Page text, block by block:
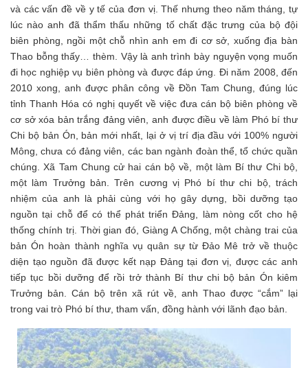
và các vấn đề về y tế của đơn vị. Thế nhưng theo năm tháng, tự
lúc nào anh đã thẩm thấu những tố chất đặc trưng của bộ đội
biên phòng, ngồi một chỗ nhìn anh em đi cơ sở, xuống địa bàn
Thao bỗng thấy… thèm. Vậy là anh trình bày nguyện vọng muốn
đi học nghiệp vụ biên phòng và được đáp ứng. Đi năm 2008, đến
2010 xong, anh được phân công về Đồn Tam Chung, đúng lúc
tỉnh Thanh Hóa có nghị quyết về việc đưa cán bộ biên phòng về
cơ sở xóa bản trắng đảng viên, anh được điều về làm Phó bí thư
Chi bộ bản Ón, bản mới nhất, lại ở vị trí địa đầu với 100% người
Mông, chưa có đảng viên, các ban ngành đoàn thể, tổ chức quần
chúng. Xã Tam Chung cử hai cán bộ về, một làm Bí thư Chi bộ,
một làm Trưởng bản. Trên cương vị Phó bí thư chi bộ, trách
nhiệm của anh là phải cùng với họ gây dựng, bồi dưỡng tạo
nguồn tại chỗ để có thể phát triển Đảng, làm nòng cốt cho hệ
thống chính trị. Thời gian đó, Giàng A Chống, một chàng trai của
bản Ón hoàn thành nghĩa vụ quân sự từ Đảo Mê trở về thuộc
diện tạo nguồn đã được kết nạp Đảng tại đơn vị, được các anh
tiếp tục bồi dưỡng để rồi trở thành Bí thư chi bộ bản Ón kiêm
Trưởng bản. Cán bộ trên xã rút về, anh Thao được “cắm” lại
trong vai trò Phó bí thư, tham vấn, đồng hành với lãnh đạo bản.